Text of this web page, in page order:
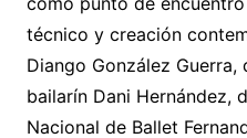
técnico y creación
Diango González Guerra,
bailarín Dani Hernández,
Nacional de Ballet